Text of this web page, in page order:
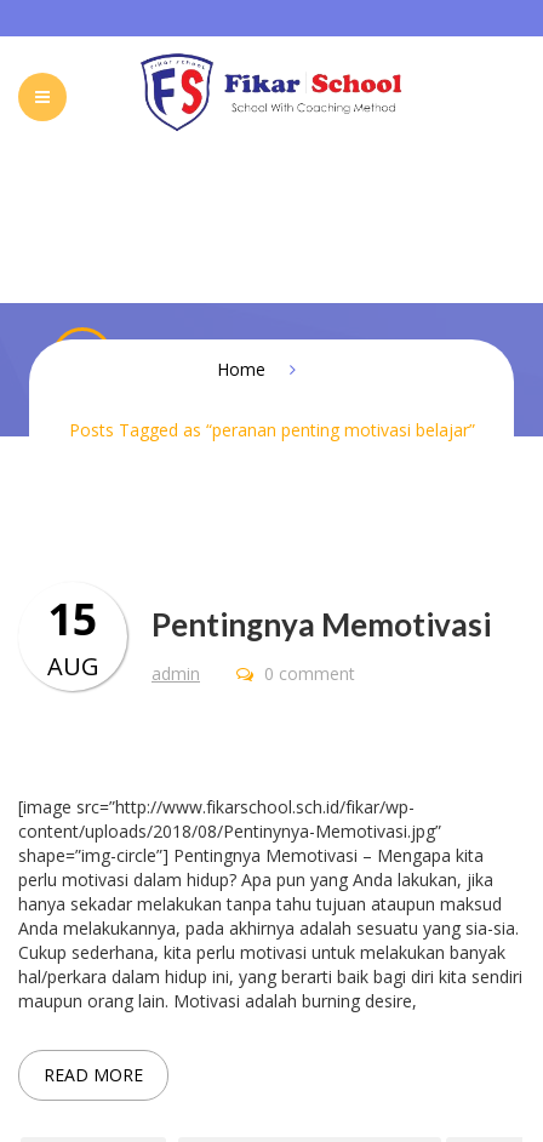
FIKAR SCHOOL ONLINE CONTACT INDONESIA
peranan penting motivasi belajar
Home
Posts Tagged as “peranan penting motivasi belajar”
Pentingnya Memotivasi
admin
15
AUG 0 comment
[image src=”http://www.fikarschool.sch.id/fikar/wp-
content/uploads/2018/08/Pentinynya-Memotivasi.jpg”
shape=”img-circle”] Pentingnya Memotivasi – Mengapa kita
perlu motivasi dalam hidup? Apa pun yang Anda lakukan, jika
hanya sekadar melakukan tanpa tahu tujuan ataupun maksud
Anda melakukannya, pada akhirnya adalah sesuatu yang sia-sia.
Cukup sederhana, kita perlu motivasi untuk melakukan banyak
hal/perkara dalam hidup ini, yang berarti baik bagi diri kita sendiri
maupun orang lain. Motivasi adalah burning desire,
READ MORE